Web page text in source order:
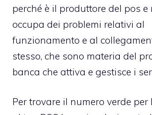
perché è il produttore del pos e
occupa dei problemi relativi al
funzionamento e al
stesso, che sono materia del
banca che attiva e gestisce i
Per trovare il numero verde per